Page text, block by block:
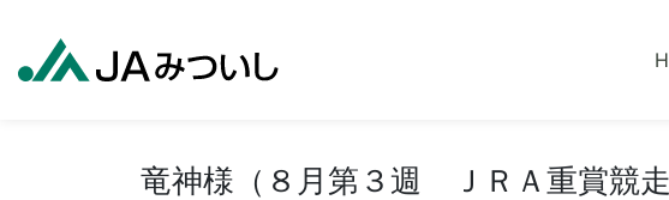
竜神様（８月第３週 ＪＲＡ重賞競走